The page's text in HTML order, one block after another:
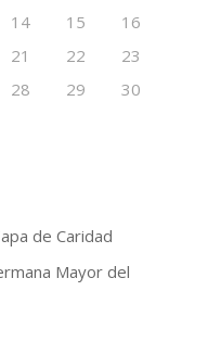
14 15
16
21 22
23
28 29
30
de Caridad
Mayor del